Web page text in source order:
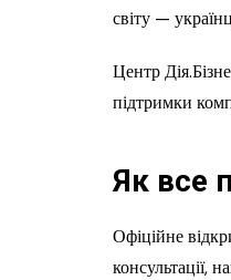
світу —
Центр
підтримки
Як все
Офіційне
консультації,